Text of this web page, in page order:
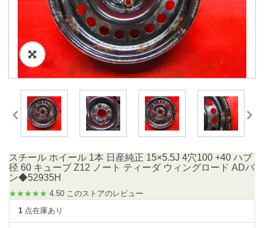
スチール ホイール 1本 日産純正 15×5.5J 4穴100 +40 ハブ
径 60 キューブ Z12 ノート ティーダ ウィングロード ADバ
ン◆52935H
★★★★★ 4.50 このストアのレビュー
1 点在庫あり